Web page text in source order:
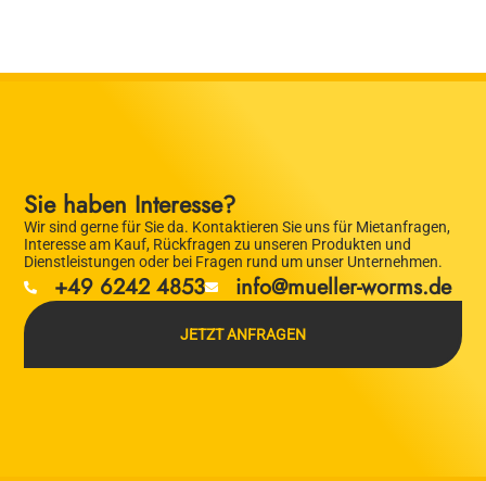
Sie haben Interesse?
Wir sind gerne für Sie da. Kontaktieren Sie uns für Mietanfragen,
Interesse am Kauf, Rückfragen zu unseren Produkten und
Dienstleistungen oder bei Fragen rund um unser Unternehmen.
+49 6242 4853 info@mueller-worms.de
JETZT ANFRAGEN